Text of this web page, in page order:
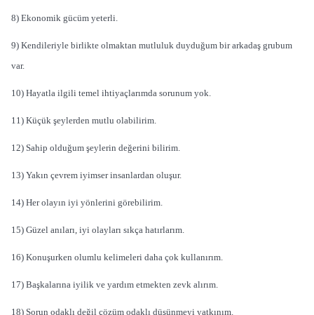
8) Ekonomik gücüm yeterli.
9) Kendileriyle birlikte olmaktan mutluluk duyduğum bir arkadaş grubum
var.
10) Hayatla ilgili temel ihtiyaçlarımda sorunum yok.
11) Küçük şeylerden mutlu olabilirim.
12) Sahip olduğum şeylerin değerini bilirim.
13) Yakın çevrem iyimser insanlardan oluşur.
14) Her olayın iyi yönlerini görebilirim.
15) Güzel anıları, iyi olayları sıkça hatırlarım.
16) Konuşurken olumlu kelimeleri daha çok kullanırım.
17) Başkalarına iyilik ve yardım etmekten zevk alırım.
18) Sorun odaklı değil çözüm odaklı düşünmeyi yatkınım.